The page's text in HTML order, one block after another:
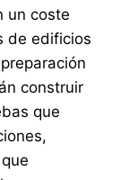
un coste
de edificios
construir
que